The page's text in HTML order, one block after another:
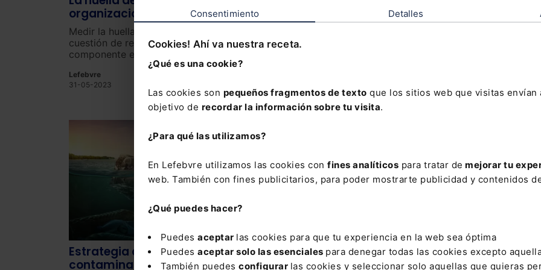
Consentimiento Detalles
Cookies! Ahí va nuestra receta.
¿Qué es una cookie?
Las cookies son pequeños fragmentos de texto que los sitios web que visitas envían
objetivo de recordar la información sobre tu visita.
¿Para qué las utilizamos?
En Lefebvre utilizamos las cookies con fines analíticos para tratar de mejorar tu
web. También con fines publicitarios, para poder mostrarte publicidad y contenidos
¿Qué puedes hacer?
Puedes aceptar las cookies para que tu experiencia en la web sea óptima
Puedes aceptar solo las esenciales para denegar todas las cookies excepto
También puedes configurar las cookies y seleccionar solo aquellas que quieras
organizaciones
Medir la huella de carbono no es solo una
cuestión de responsabilidad ambiental; es un
componente esencial de la gestión
empresarial moderna y sostenible.
Lefebvre
31-05-2023
residuos para su eliminación en otro
Estado miembro
conversaciones con el Parlamento Europeo
Estrategia de la ONU para reducir la
contaminación por plástico
La Eurocámara respalda detener el
"ecopostureo" de productos que